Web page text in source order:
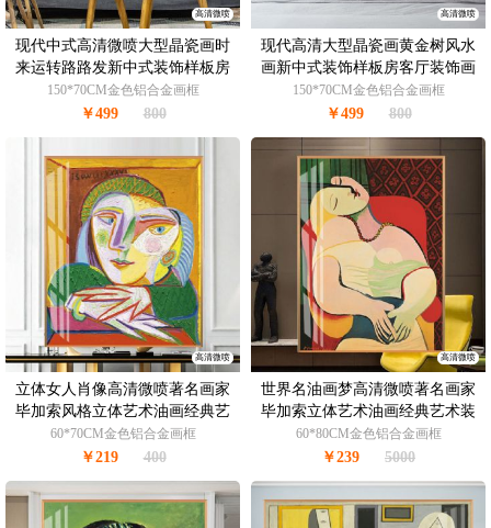
高清微喷
现代中式高清微喷大型晶瓷画时
来运转路路发新中式装饰样板房
客厅装饰画
150*70CM金色铝合金画框
￥499 800
高清微喷
现代高清大型晶瓷画黄金树风水
画新中式装饰样板房客厅装饰画
150*70CM金色铝合金画框
￥499 800
高清微喷
立体女人肖像高清微喷著名画家
毕加索风格立体艺术油画经典艺
术装饰画
60*70CM金色铝合金画框
￥219 400
高清微喷
世界名油画梦高清微喷著名画家
毕加索立体艺术油画经典艺术装
饰画
60*80CM金色铝合金画框
￥239 5000